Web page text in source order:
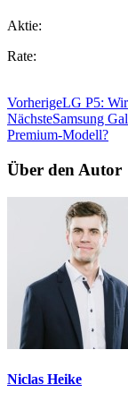
Aktie:
Rate:
VorherigeLG P5:
NächsteSamsung
Premium-Modell?
Über den Autor
Niclas Heike